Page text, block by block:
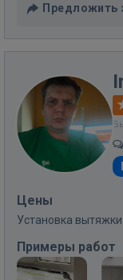
Предложить
Цены
Установка вытяжки
Примеры работ